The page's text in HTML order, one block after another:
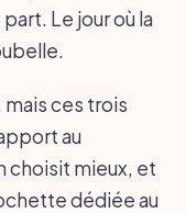
Le jour où la
ces trois
au
choisit mieux, et
dédiée au